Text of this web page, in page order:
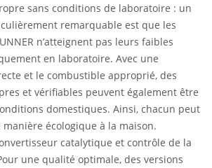
sans conditions de laboratoire : un
remarquable est que les
n’atteignent pas leurs faibles
en laboratoire. Avec une
et le combustible approprié, des
et vérifiables peuvent également être
domestiques. Ainsi, chacun peut
écologique à la maison.
catalytique et contrôle de la
une qualité optimale, des versions